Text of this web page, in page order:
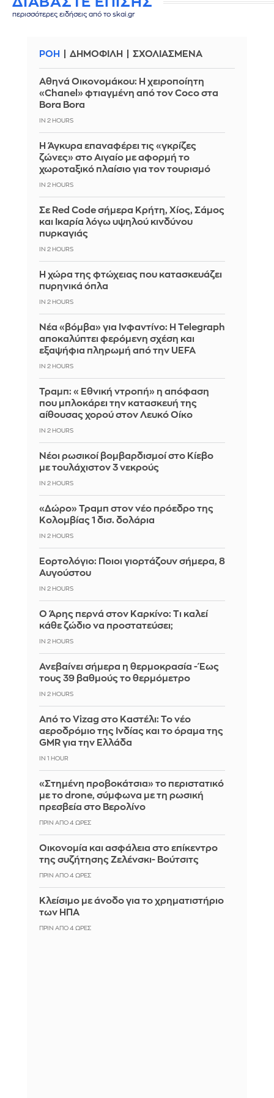
περισσότερες ειδήσεις από το skai.gr
ΡΟΗ ΔΗΜΟΦΙΛΗ ΣΧΟΛΙΑΣΜΕΝΑ
Αθηνά Οικονομάκου: Η χειροποίητη
«Chanel» φτιαγμένη από τον Coco στα
Bora Bora
IN 2 HOURS
Η Άγκυρα επαναφέρει τις «γκρίζες
ζώνες» στο Αιγαίο με αφορμή το
χωροταξικό πλαίσιο για τον τουρισμό
IN 2 HOURS
Σε Red Code σήμερα Κρήτη, Χίος, Σάμος
και Ικαρία λόγω υψηλού κινδύνου
πυρκαγιάς
IN 2 HOURS
Η χώρα της φτώχειας που κατασκευάζει
πυρηνικά όπλα
IN 2 HOURS
Νέα «βόμβα» για Ινφαντίνο: Η Telegraph
αποκαλύπτει φερόμενη σχέση και
εξαψήφια πληρωμή από την UEFA
IN 2 HOURS
Τραμπ: «Εθνική ντροπή» η απόφαση
που μπλοκάρει την κατασκευή της
αίθουσας χορού στον Λευκό Οίκο
IN 2 HOURS
Νέοι ρωσικοί βομβαρδισμοί στο Κίεβο
με τουλάχιστον 3 νεκρούς
IN 2 HOURS
«Δώρο» Τραμπ στον νέο πρόεδρο της
Κολομβίας 1 δισ. δολάρια
IN 2 HOURS
Εορτολόγιο: Ποιοι γιορτάζουν σήμερα, 8
Αυγούστου
IN 2 HOURS
Ο Άρης περνά στον Καρκίνο: Τι καλεί
κάθε ζώδιο να προστατεύσει;
IN 2 HOURS
Ανεβαίνει σήμερα η θερμοκρασία - Έως
τους 39 βαθμούς το θερμόμετρο
IN 2 HOURS
Από το Vizag στο Καστέλι: Το νέο
αεροδρόμιο της Ινδίας και το όραμα της
GMR για την Ελλάδα
IN 1 HOUR
«Στημένη προβοκάτσια» το περιστατικό
με το drone, σύμφωνα με τη ρωσική
πρεσβεία στο Βερολίνο
ΠΡΙΝ ΑΠΌ 4 ΏΡΕΣ
Οικονομία και ασφάλεια στο επίκεντρο
της συζήτησης Ζελένσκι- Βούτσιτς
ΠΡΙΝ ΑΠΌ 4 ΏΡΕΣ
Κλείσιμο με άνοδο για το χρηματιστήριο
των ΗΠΑ
ΠΡΙΝ ΑΠΌ 4 ΏΡΕΣ